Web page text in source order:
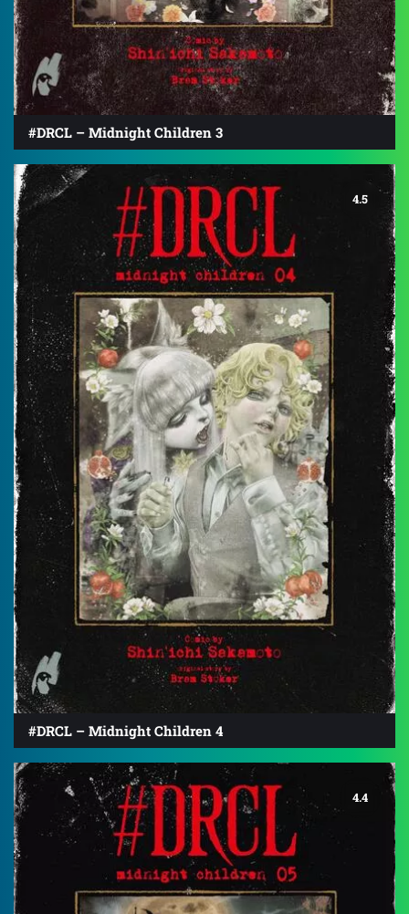
#DRCL – Midnight Children 3
4.5
#DRCL – Midnight Children 4
4.4